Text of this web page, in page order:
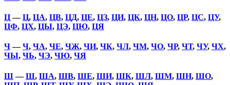
Ц—Ц, ЦА, ЦВ, ЦД, ЦЕ, ЦЗ, ЦИ, ЦК, ЦН, ЦО, ЦР, ЦС, ЦУ,
ЦФ, ЦХ, ЦЫ, ЦЭ, ЦЮ, ЦЯ
Ч—Ч, ЧА, ЧЕ, ЧЖ, ЧИ, ЧК, ЧЛ, ЧМ, ЧО, ЧР, ЧТ, ЧУ, ЧХ,
ЧЫ, ЧЬ, ЧЭ, ЧЮ, ЧЯ
Ш—Ш, ША, ШВ, ШЕ, ШИ, ШК, ШЛ, ШМ, ШН, ШО,